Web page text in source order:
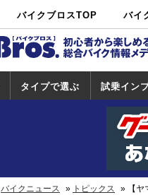
バイクブロスTOP バイ
中古
ク・
カタ
索
ショ
索
タイプで選ぶ 試乗イン
試乗インプ
一覧
ホンダ
ヤマハ
スズキ
カワサキ
ハーレー
BMW
トライアン
ドゥカテ
バイクニュース トピックス 【